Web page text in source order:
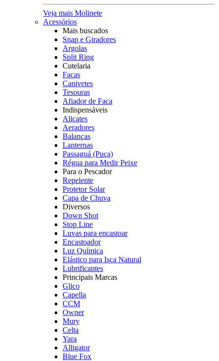
Veja mais Molinete
Acessórios
Mais buscados
Snap e Giradores
Argolas
Split Ring
Cutelaria
Facas
Canivetes
Tesouras
Afiador de Faca
Indispensáveis
Alicates
Aeradores
Balanças
Lanternas
Passaguá (Puça)
Régua para Medir Peixe
Para o Pescador
Repelente
Protetor Solar
Capa de Chuva
Diversos
Down Shot
Stop Line
Luvas para encastoar
Encastoador
Luz Química
Elástico para Isca Natural
Lubrificantes
Principais Marcas
Glico
Capella
CCM
Owner
Mury
Celta
Yara
Alligator
Blue Fox